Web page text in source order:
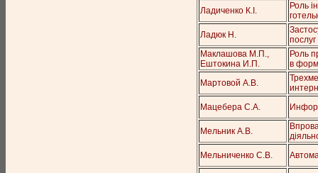
Ладиченко К.І.
Роль
Ладюк Н.
послуг
Маклашова М.П.,
Ештокина И.П.
Роль
в
Мартовой А.В.
Мацебера С.А.
Мельник А.В.
Мельниченко С.В.